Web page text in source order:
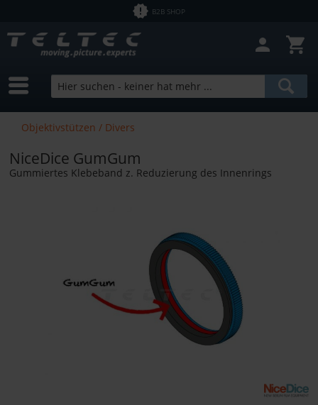
B2B SHOP
Objektivstützen / Divers
NiceDice GumGum
Gummiertes Klebeband z. Reduzierung des Innenrings